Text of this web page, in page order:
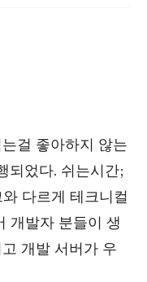
걸 좋아하지 않는
되었다. 쉬는시간;
다르게 테크니컬
개발자 분들이 생
개발 서버가 우